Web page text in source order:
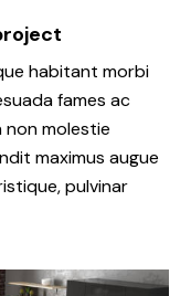
habitant morbi
fames ac
non molestie
maximus augue
pulvinar